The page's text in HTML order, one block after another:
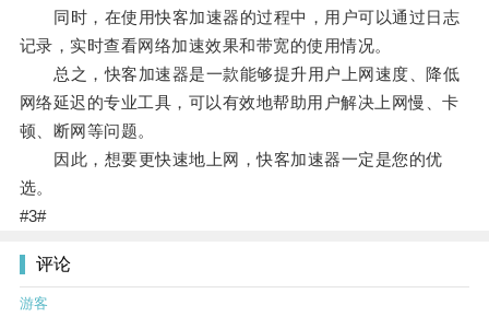
同时，在使用快客加速器的过程中，用户可以通过日志
记录，实时查看网络加速效果和带宽的使用情况。
总之，快客加速器是一款能够提升用户上网速度、降低
网络延迟的专业工具，可以有效地帮助用户解决上网慢、卡
顿、断网等问题。
因此，想要更快速地上网，快客加速器一定是您的优
选。
#3#
评论
游客